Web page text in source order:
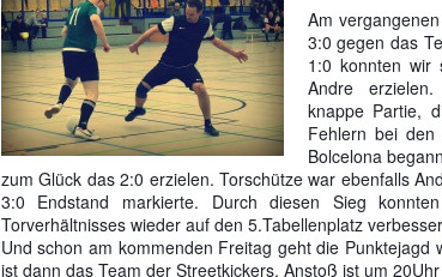
Am
3:0 gegen das
1:0 konnten wir
Andre
knappe Partie,
Fehlern bei
Bolcelona
zum Glück das 2:0 erzielen. Torschütze war ebenfalls
3:0 Endstand markierte. Durch diesen Sieg
Torverhältnisses wieder auf den 5.Tabellenplatz
Und schon am kommenden Freitag geht die Punktejagd
ist dann das Team der Streetkickers. Anstoß ist um 20Uhr